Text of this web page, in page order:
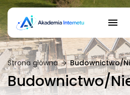
Strona główna Budownictwo/
Budownictwo/